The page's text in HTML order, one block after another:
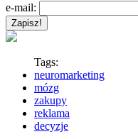
e-mail:
Tags:
neuromarketing
mózg
zakupy
reklama
decyzje